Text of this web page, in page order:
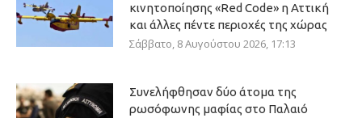
κινητοποίησης «Red Code» η Αττική
και άλλες πέντε περιοχές της χώρας
Σάββατο, 8 Αυγούστου 2026, 17:13
Συνελήφθησαν δύο άτομα της
ρωσόφωνης μαφίας στο Παλαιό